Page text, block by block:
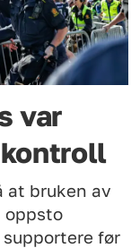
var
bruken av
oppsto
før